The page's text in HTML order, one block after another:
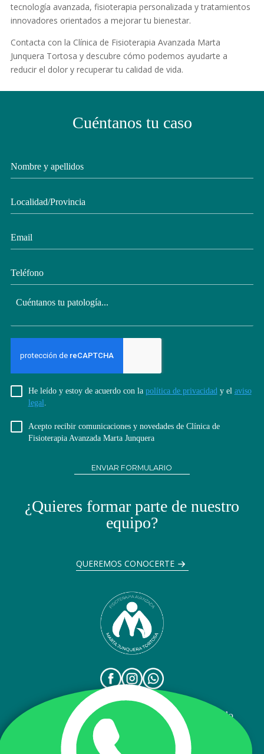
tecnología avanzada, fisioterapia personalizada y tratamientos
innovadores orientados a mejorar tu bienestar.
Contacta con la Clínica de Fisioterapia Avanzada Marta
Junquera Tortosa y descubre cómo podemos ayudarte a
reducir el dolor y recuperar tu calidad de vida.
Cuéntanos tu caso
He leído y estoy de acuerdo con la política de privacidady el aviso
legal.
Acepto recibir comunicaciones y novedades de Clínica de
Fisioterapia Avanzada Marta Junquera
ENVIAR FORMULARIO
¿Quieres formar parte de nuestro
equipo?
QUEREMOS CONOCERTE
Clínica de Fisioterapia Avanzada San Fernando
Marta Junquera Tortosa